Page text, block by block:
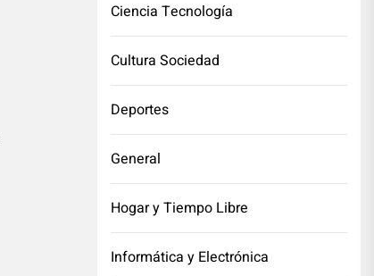
Ciencia Tecnología
Cultura Sociedad
Deportes
General
Hogar y Tiempo Libre
Informática y Electrónica